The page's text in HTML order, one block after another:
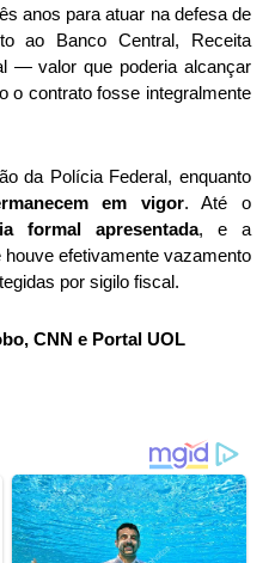
anos para atuar na defesa de
ao Banco Central, Receita
— valor que poderia alcançar
o contrato fosse integralmente
da Polícia Federal, enquanto
em vigor. Até o
formal apresentada, e a
efetivamente vazamento
por sigilo fiscal.
CNN e Portal UOL